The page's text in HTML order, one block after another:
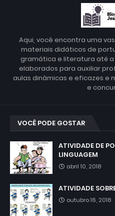
Aqui, você encontra uma
materiais didáticos de
gramática e literatura até
elaborados para auxiliar
aulas dinâmicas e eficazes e
e
VOCÊ PODE GOSTAR
ATIVIDADE DE
LINGUAGEM
abril 10, 2018
ATIVIDADE
outubro 16, 2018